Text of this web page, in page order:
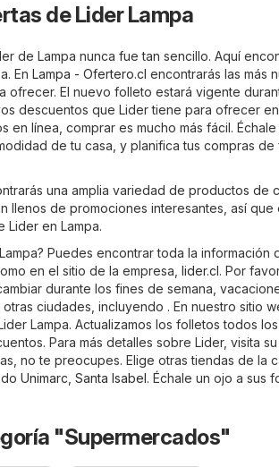
de Lider Lampa
de Lampa nunca fue tan sencillo. Aquí
En Lampa - Ofertero.cl encontrarás las más
ofrecer. El nuevo folleto estará vigente
descuentos que Lider tiene para ofrecer
en línea, comprar es mucho más fácil.
de tu casa, y planifica tus compras de
una amplia variedad de productos de
llenos de promociones interesantes, así que
en Lampa.
Puedes encontrar toda la información
en el sitio de la empresa, lider.cl. Por
durante los fines de semana,
ciudades, incluyendo . En nuestro sitio
Lampa. Actualizamos los folletos todos
Para más detalles sobre Lider, visita su
no te preocupes. Elige otras tiendas de la
Unimarc Santa Isabel. Échale un ojo a sus
"Supermercados"